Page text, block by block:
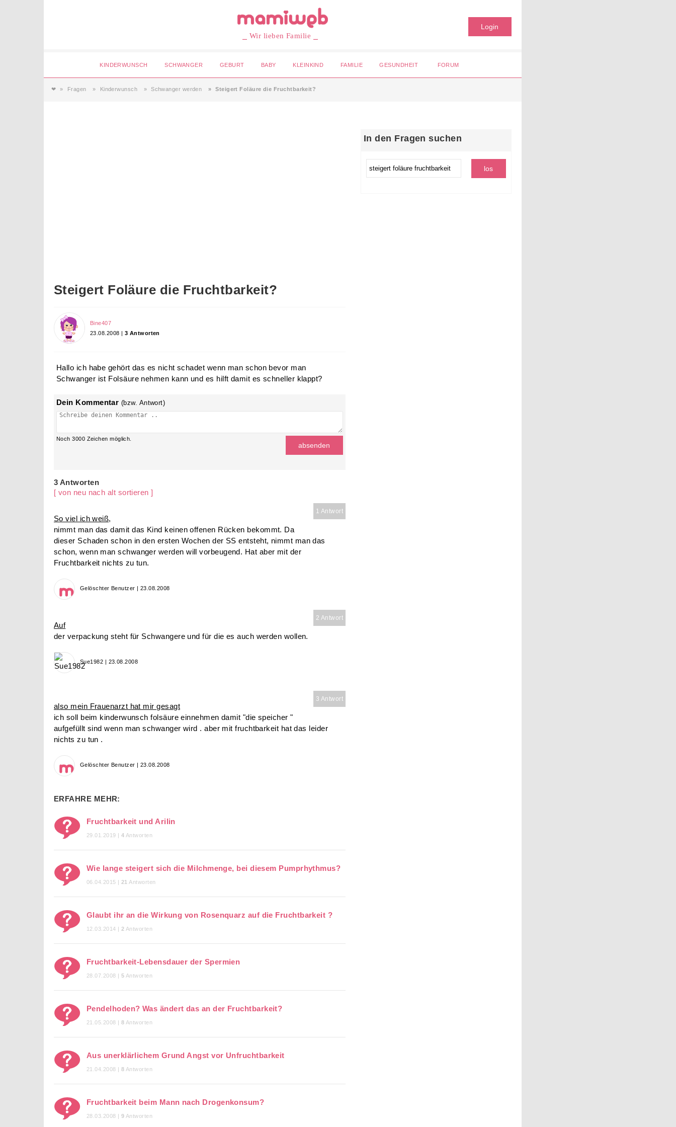
⎯ Wir lieben Familie ⎯
Login
KINDERWUNSCH SCHWANGER GEBURT BABY KLEINKIND FAMILIE GESUNDHEIT FORUM
❤ Fragen Kinderwunsch Schwanger werden Steigert Foläure die Fruchtbarkeit?
Steigert Foläure die Fruchtbarkeit?
Bine407
23.08.2008 | 3 Antworten
Hallo ich habe gehört das es nicht schadet wenn man schon bevor man
Schwanger ist Folsäure nehmen kann und es hilft damit es schneller klappt?
Dein Kommentar (bzw. Antwort)
Noch3000 Zeichen möglich.
3 Antworten
[ von neu nach alt sortieren ]
1 Antwort
So viel ich weiß,
nimmt man das damit das Kind keinen offenen Rücken bekommt. Da
dieser Schaden schon in den ersten Wochen der SS entsteht, nimmt man das
schon, wenn man schwanger werden will vorbeugend. Hat aber mit der
Fruchtbarkeit nichts zu tun.
Gelöschter Benutzer | 23.08.2008
2 Antwort
Auf
der verpackung steht für Schwangere und für die es auch werden wollen.
Sue1982 | 23.08.2008
3 Antwort
also mein Frauenarzt hat mir gesagt
ich soll beim kinderwunsch folsäure einnehmen damit "die speicher "
aufgefüllt sind wenn man schwanger wird . aber mit fruchtbarkeit hat das leider
nichts zu tun .
Gelöschter Benutzer | 23.08.2008
ERFAHRE MEHR:
Fruchtbarkeit und Arilin
29.01.2019 | 4 Antworten
Wie lange steigert sich die Milchmenge, bei diesem Pumprhythmus?
06.04.2015 | 21 Antworten
Glaubt ihr an die Wirkung von Rosenquarz auf die Fruchtbarkeit ?
12.03.2014 | 2 Antworten
Fruchtbarkeit-Lebensdauer der Spermien
28.07.2008 | 5 Antworten
Pendelhoden? Was ändert das an der Fruchtbarkeit?
21.05.2008 | 8 Antworten
Aus unerklärlichem Grund Angst vor Unfruchtbarkeit
21.04.2008 | 8 Antworten
Fruchtbarkeit beim Mann nach Drogenkonsum?
28.03.2008 | 9 Antworten
In den Fragen suchen